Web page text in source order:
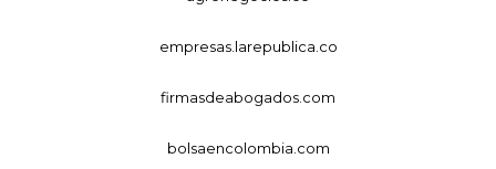
empresas.larepublica.co
firmasdeabogados.com
bolsaencolombia.com